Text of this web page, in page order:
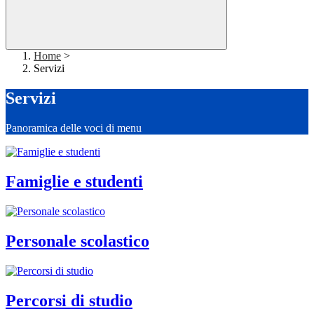
Home >
Servizi
Servizi
Panoramica delle voci di menu
Famiglie e studenti
Personale scolastico
Percorsi di studio